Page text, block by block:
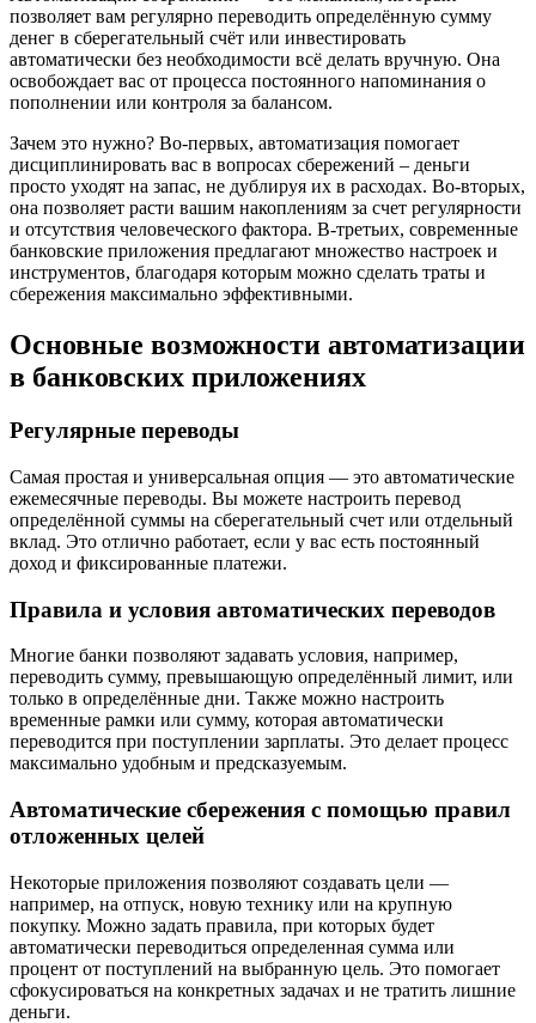
позволяет вам регулярно переводить определённую сумму
денег в сберегательный счёт или инвестировать
автоматически без необходимости всё делать вручную. Она
освобождает вас от процесса постоянного напоминания о
пополнении или контроля за балансом.
Зачем это нужно? Во-первых, автоматизация помогает
дисциплинировать вас в вопросах сбережений – деньги
просто уходят на запас, не дублируя их в расходах. Во-вторых,
она позволяет расти вашим накоплениям за счет регулярности
и отсутствия человеческого фактора. В-третьих, современные
банковские приложения предлагают множество настроек и
инструментов, благодаря которым можно сделать траты и
сбережения максимально эффективными.
Основные возможности автоматизации
в банковских приложениях
Регулярные переводы
Самая простая и универсальная опция — это автоматические
ежемесячные переводы. Вы можете настроить перевод
определённой суммы на сберегательный счет или отдельный
вклад. Это отлично работает, если у вас есть постоянный
доход и фиксированные платежи.
Правила и условия автоматических переводов
Многие банки позволяют задавать условия, например,
переводить сумму, превышающую определённый лимит, или
только в определённые дни. Также можно настроить
временные рамки или сумму, которая автоматически
переводится при поступлении зарплаты. Это делает процесс
максимально удобным и предсказуемым.
Автоматические сбережения с помощью правил
отложенных целей
Некоторые приложения позволяют создавать цели —
например, на отпуск, новую технику или на крупную
покупку. Можно задать правила, при которых будет
автоматически переводиться определенная сумма или
процент от поступлений на выбранную цель. Это помогает
сфокусироваться на конкретных задачах и не тратить лишние
деньги.